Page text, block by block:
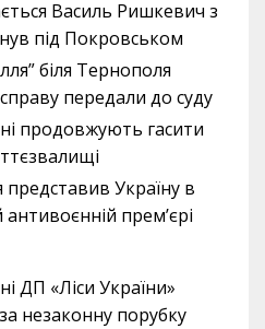
Василь Ришкевич з
під Покровськом
біля Тернополя
передали до суду
продовжують гасити
Україну в
антивоєнній прем’єрі
ДП «Ліси України»
незаконну порубку